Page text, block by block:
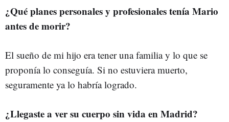
¿Qué planes personales y profesionales tenía Mario
antes de morir?
El sueño de mi hijo era tener una familia y lo que se
proponía lo conseguía. Si no estuviera muerto,
seguramente ya lo habría logrado.
¿Llegaste a ver su cuerpo sin vida en Madrid?